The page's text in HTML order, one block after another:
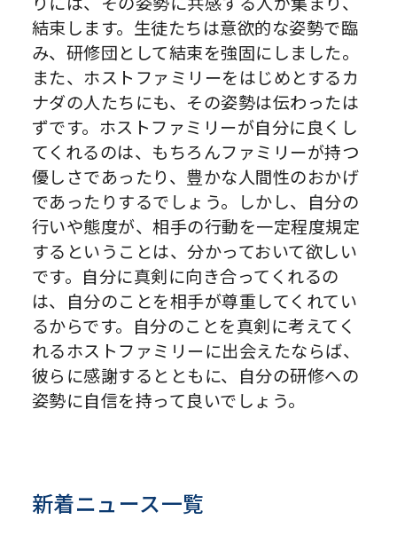
結束します。生徒たちは意欲的な姿勢で臨
み、研修団として結束を強固にしました。
また、ホストファミリーをはじめとするカ
ナダの人たちにも、その姿勢は伝わったは
ずです。ホストファミリーが自分に良くし
てくれるのは、もちろんファミリーが持つ
優しさであったり、豊かな人間性のおかげ
であったりするでしょう。しかし、自分の
行いや態度が、相手の行動を一定程度規定
するということは、分かっておいて欲しい
です。自分に真剣に向き合ってくれるの
は、自分のことを相手が尊重してくれてい
るからです。自分のことを真剣に考えてく
れるホストファミリーに出会えたならば、
彼らに感謝するとともに、自分の研修への
姿勢に自信を持って良いでしょう。
新着ニュース一覧